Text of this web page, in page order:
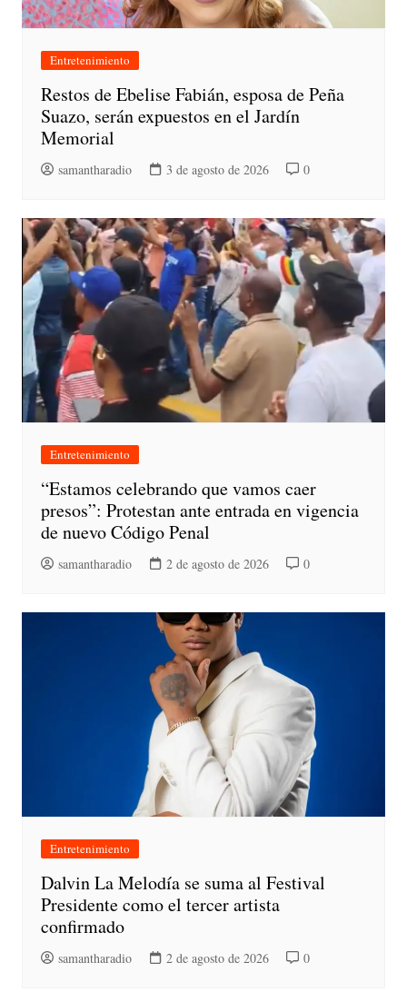
Entretenimiento
Restos de Ebelise Fabián, esposa de Peña
Suazo, serán expuestos en el Jardín
Memorial
samantharadio 3 de agosto de 2026 0
Entretenimiento
“Estamos celebrando que vamos caer
presos”: Protestan ante entrada en vigencia
de nuevo Código Penal
samantharadio 2 de agosto de 2026 0
Entretenimiento
Dalvin La Melodía se suma al Festival
Presidente como el tercer artista
confirmado
samantharadio 2 de agosto de 2026 0